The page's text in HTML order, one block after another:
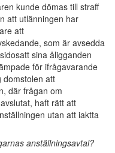
kunde dömas till straff
att utlänningen har
att
som är avsedda
sina åligganden
för ifrågavarande
domstolen att
där frågan om
haft rätt att
utan att iaktta
anställningsavtal?